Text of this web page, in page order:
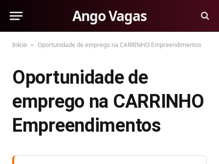
Ango Vagas
Início » Oportunidade de emprego na CARRINHO Empreendimentos
Oportunidade de
emprego na CARRINHO
Empreendimentos